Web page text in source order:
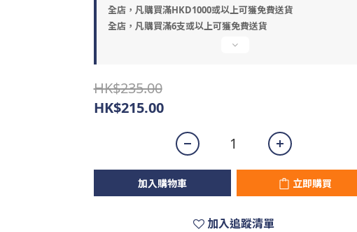
全店，凡購買滿HKD1000或以上可獲免費送貨
全店，凡購買滿6支或以上可獲免費送貨
HK$235.00
HK$215.00
加入購物車 立即購買
加入追蹤清單